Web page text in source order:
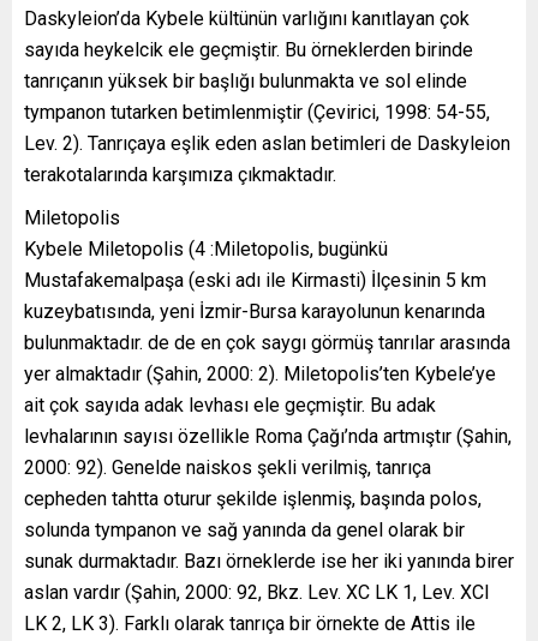
Daskyleion’da Kybele kültünün varlığını kanıtlayan çok
sayıda heykelcik ele geçmiştir. Bu örneklerden birinde
tanrıçanın yüksek bir başlığı bulunmakta ve sol elinde
tympanon tutarken betimlenmiştir (Çevirici, 1998: 54-55,
Lev. 2). Tanrıçaya eşlik eden aslan betimleri de Daskyleion
terakotalarında karşımıza çıkmaktadır.
Miletopolis
Kybele Miletopolis (4 :Miletopolis, bugünkü
Mustafakemalpaşa (eski adı ile Kirmasti) İlçesinin 5 km
kuzeybatısında, yeni İzmir-Bursa karayolunun kenarında
bulunmaktadır. de de en çok saygı görmüş tanrılar arasında
yer almaktadır (Şahin, 2000: 2). Miletopolis’ten Kybele’ye
ait çok sayıda adak levhası ele geçmiştir. Bu adak
levhalarının sayısı özellikle Roma Çağı’nda artmıştır (Şahin,
2000: 92). Genelde naiskos şekli verilmiş, tanrıça
cepheden tahtta oturur şekilde işlenmiş, başında polos,
solunda tympanon ve sağ yanında da genel olarak bir
sunak durmaktadır. Bazı örneklerde ise her iki yanında birer
aslan vardır (Şahin, 2000: 92, Bkz. Lev. XC LK 1, Lev. XCI
LK 2, LK 3). Farklı olarak tanrıça bir örnekte de Attis ile